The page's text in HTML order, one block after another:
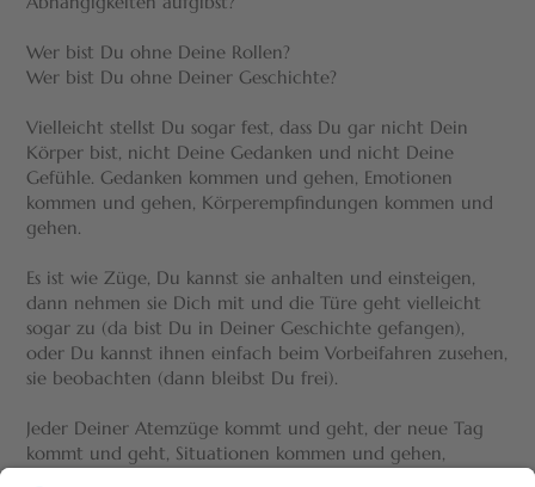
Wer bist Du ohne Deine Rollen?
Wer bist Du ohne Deiner Geschichte?
Vielleicht stellst Du sogar fest, dass Du gar nicht Dein
Körper bist, nicht Deine Gedanken und nicht Deine
Gefühle. Gedanken kommen und gehen, Emotionen
kommen und gehen, Körperempfindungen kommen und
gehen.
Es ist wie Züge, Du kannst sie anhalten und einsteigen,
dann nehmen sie Dich mit und die Türe geht vielleicht
sogar zu (da bist Du in Deiner Geschichte gefangen),
oder Du kannst ihnen einfach beim Vorbeifahren zusehen,
sie beobachten (dann bleibst Du frei).
Jeder Deiner Atemzüge kommt und geht, der neue Tag
kommt und geht, Situationen kommen und gehen,